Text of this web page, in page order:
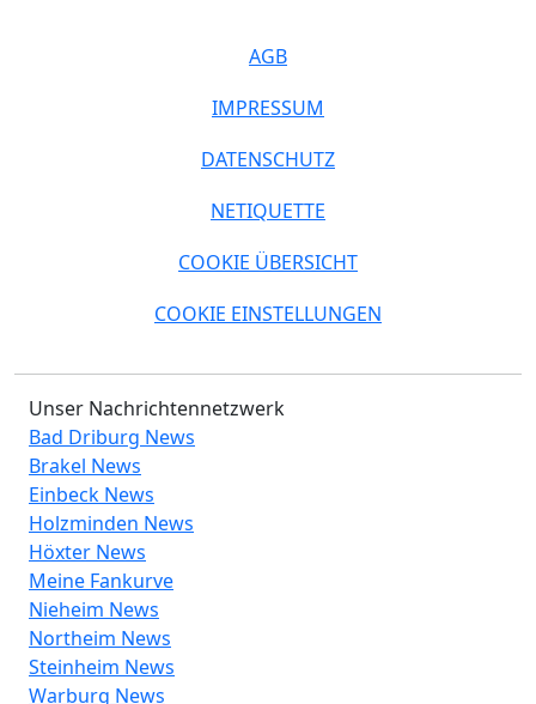
AGB
IMPRESSUM
DATENSCHUTZ
NETIQUETTE
COOKIE ÜBERSICHT
COOKIE EINSTELLUNGEN
Unser Nachrichtennetzwerk
Bad Driburg News
Brakel News
Einbeck News
Holzminden News
Höxter News
Meine Fankurve
Nieheim News
Northeim News
Steinheim News
Warburg News